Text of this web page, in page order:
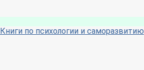
Книги по психологии и саморазвитию